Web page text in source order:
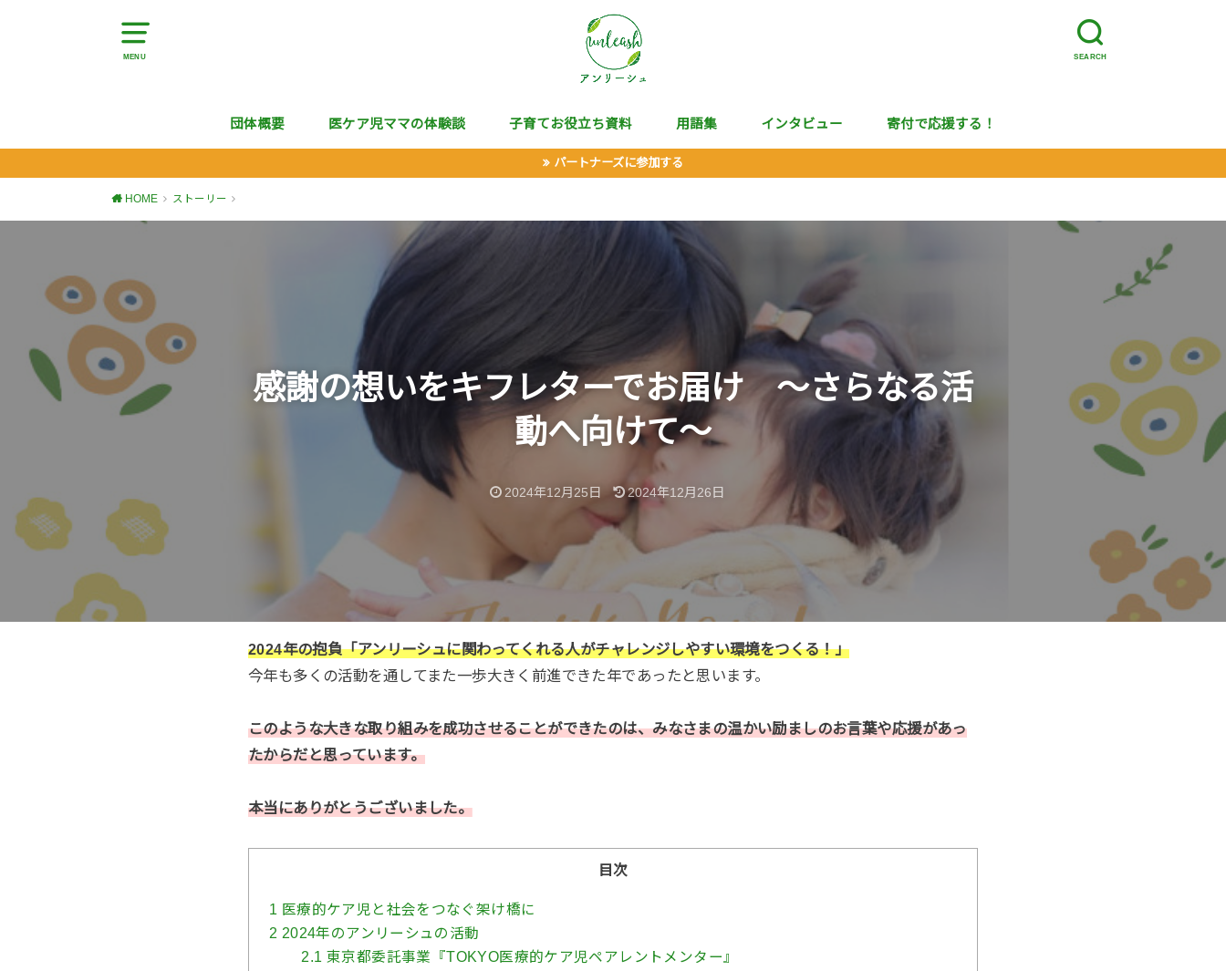
MENU SEARCH
団体概要 医ケア児ママの体験談 子育てお役立ち資料 用語集 インタビュー 寄付で応援する！
パートナーズに参加する
HOME ストーリー
感謝の想いをキフレターでお届け 〜さらなる活
動へ向けて〜
2024年12月25日 2024年12月26日
2024年の抱負「アンリーシュに関わってくれる人がチャレンジしやすい環境をつくる！」
今年も多くの活動を通してまた一歩大きく前進できた年であったと思います。
このような大きな取り組みを成功させることができたのは、みなさまの温かい励ましのお言葉や応援があっ
たからだと思っています。
本当にありがとうございました。
目次
1 医療的ケア児と社会をつなぐ架け橋に
2 2024年のアンリーシュの活動
2.1 東京都委託事業『TOKYO医療的ケア児ペアレントメンター』